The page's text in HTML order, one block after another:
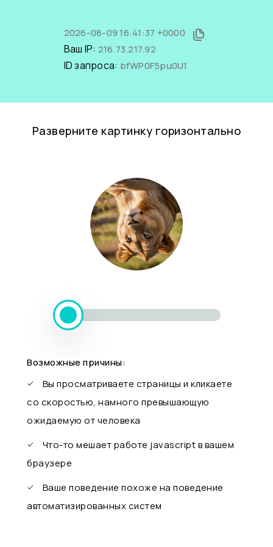
2026-08-09 16:41:37 +0000
Ваш IP: 216.73.217.92
ID запроса: bfWP0F5pu0U1
Разверните картинку горизонтально
Возможные причины:
Вы просматриваете страницы и кликаете
со скоростью, намного превышающую
ожидаемую от человека
Что-то мешает работе javascript в вашем
браузере
Ваше поведение похоже на поведение
автоматизированных систем